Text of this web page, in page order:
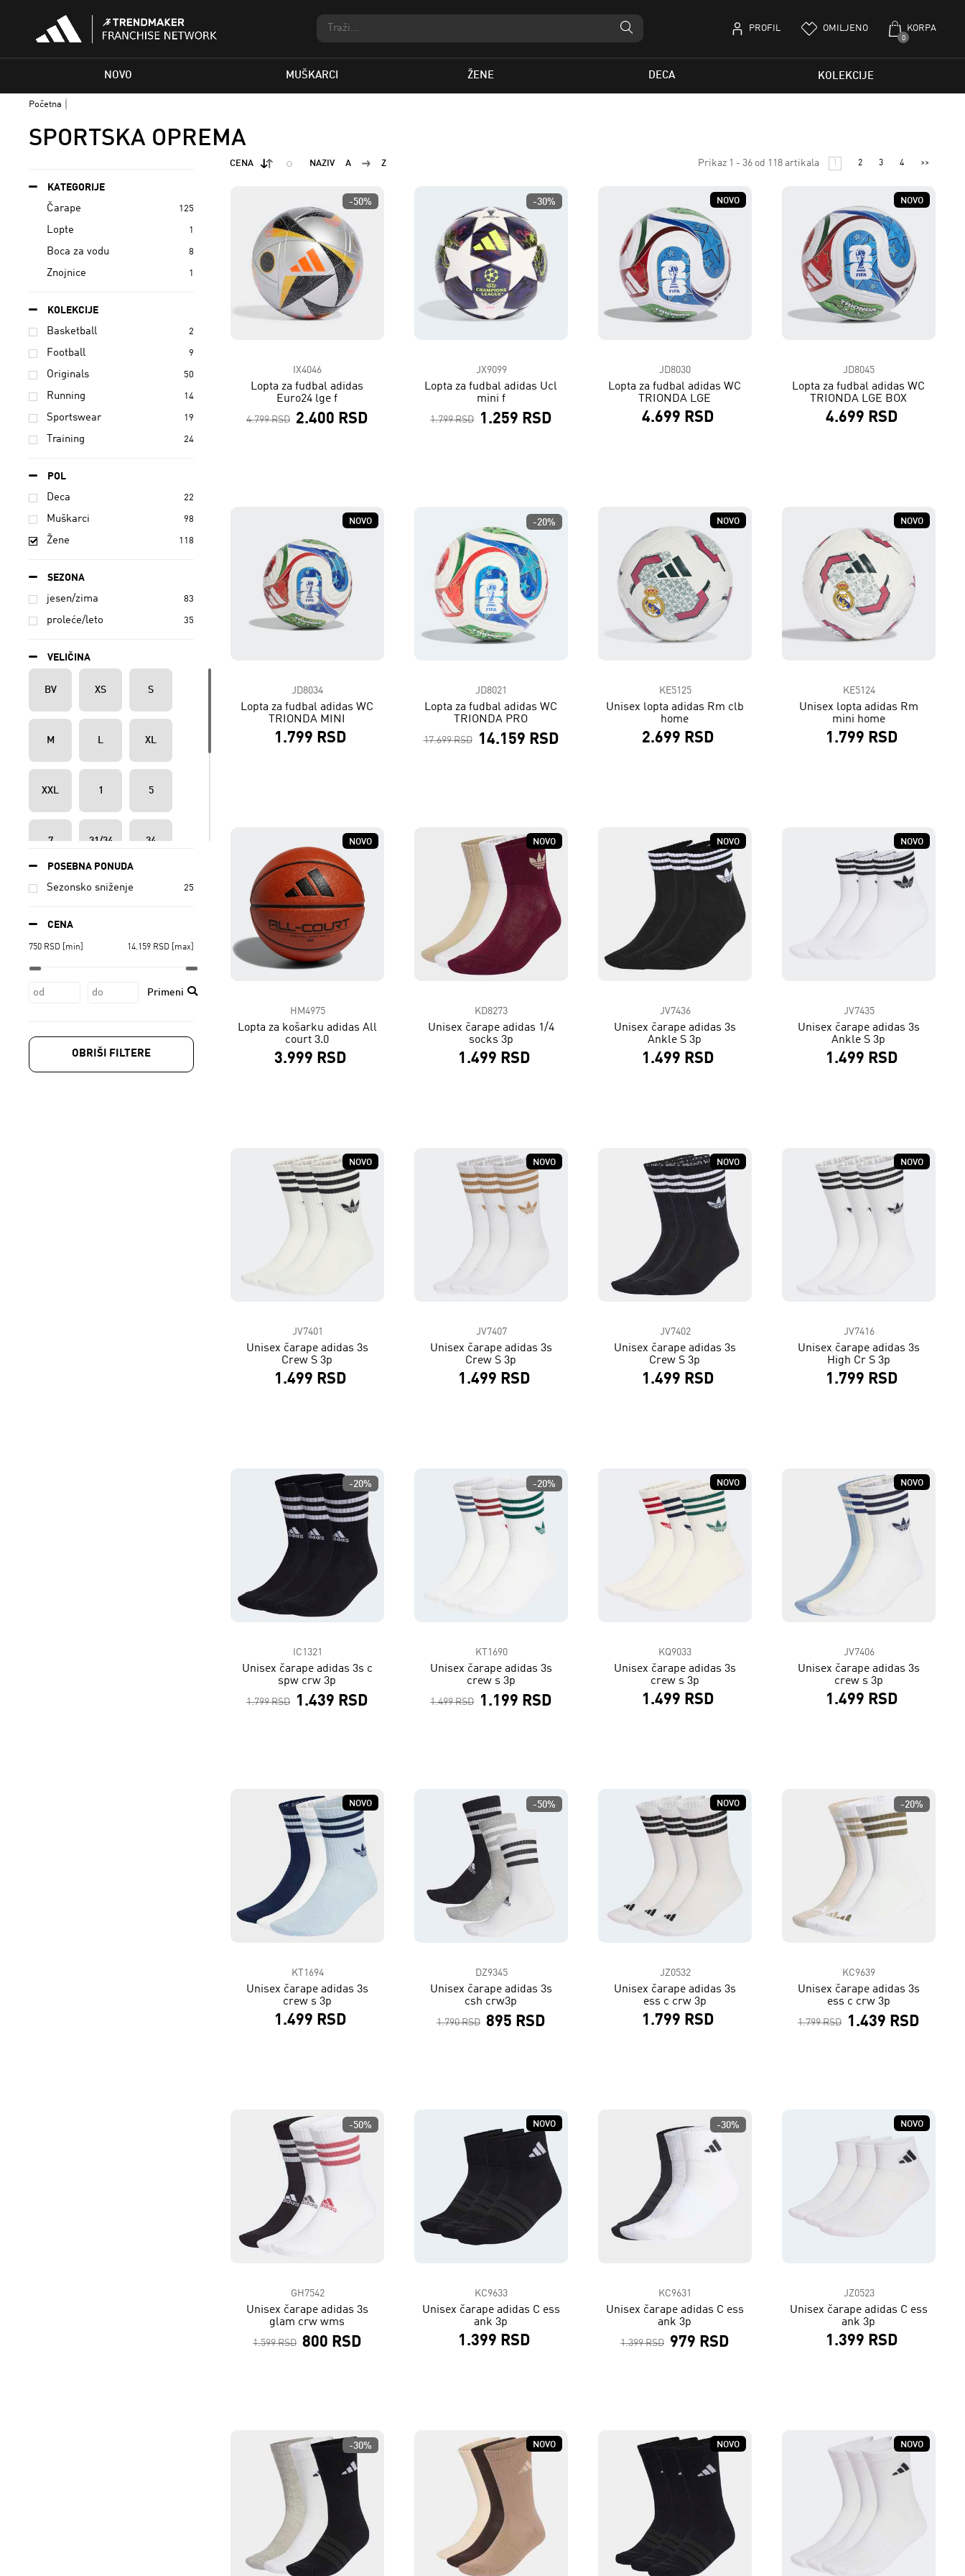
PROFIL OMILJENO KORPA
0
NOVO MUŠKARCI ŽENE DECA KOLEKCIJE
Početna
SPORTSKA OPREMA
KATEGORIJE
Čarape 125
Lopte 1
Boca za vodu 8
Znojnice 1
KOLEKCIJE
Basketball 2
Football 9
Originals 50
Running 14
Sportswear 19
Training 24
POL
Deca 22
Muškarci 98
Žene 118
SEZONA
jesen/zima 83
proleće/leto 35
VELIČINA
BV XS S
M L XL
XXL 1 5
7 31/34 34
35/38 38
42 46
47/49 OSFM OSFW
POSEBNA PONUDA
Sezonsko sniženje 25
CENA
750 RSD [min] 14.159 RSD [max]
Primeni
OBRIŠI FILTERE
CENA NAZIV A Z Prikaz 1 - 36 od 118 artikala 1 2 3 4 >>
IX4046
Lopta za fudbal adidas
Euro24 lge f
4.799 RSD 2.400 RSD
-50%
JX9099
Lopta za fudbal adidas Ucl
mini f
1.799 RSD 1.259 RSD
-30%
JD8030
Lopta za fudbal adidas WC
TRIONDA LGE
4.699 RSD
NOVO
JD8045
Lopta za fudbal adidas WC
TRIONDA LGE BOX
4.699 RSD
NOVO
JD8034
Lopta za fudbal adidas WC
TRIONDA MINI
1.799 RSD
NOVO
JD8021
Lopta za fudbal adidas WC
TRIONDA PRO
17.699 RSD 14.159 RSD
-20%
KE5125
Unisex lopta adidas Rm clb
home
2.699 RSD
NOVO
KE5124
Unisex lopta adidas Rm
mini home
1.799 RSD
NOVO
HM4975
Lopta za košarku adidas All
court 3.0
3.999 RSD
NOVO
KD8273
Unisex čarape adidas 1/4
socks 3p
1.499 RSD
NOVO
JV7436
Unisex čarape adidas 3s
Ankle S 3p
1.499 RSD
NOVO
JV7435
Unisex čarape adidas 3s
Ankle S 3p
1.499 RSD
NOVO
JV7401
Unisex čarape adidas 3s
Crew S 3p
1.499 RSD
NOVO
JV7407
Unisex čarape adidas 3s
Crew S 3p
1.499 RSD
NOVO
JV7402
Unisex čarape adidas 3s
Crew S 3p
1.499 RSD
NOVO
JV7416
Unisex čarape adidas 3s
High Cr S 3p
1.799 RSD
NOVO
IC1321
Unisex čarape adidas 3s c
spw crw 3p
1.799 RSD 1.439 RSD
-20%
KT1690
Unisex čarape adidas 3s
crew s 3p
1.499 RSD 1.199 RSD
-20%
KQ9033
Unisex čarape adidas 3s
crew s 3p
1.499 RSD
NOVO
JV7406
Unisex čarape adidas 3s
crew s 3p
1.499 RSD
NOVO
KT1694
Unisex čarape adidas 3s
crew s 3p
1.499 RSD
NOVO
DZ9345
Unisex čarape adidas 3s
csh crw3p
1.790 RSD 895 RSD
-50%
JZ0532
Unisex čarape adidas 3s
ess c crw 3p
1.799 RSD
NOVO
KC9639
Unisex čarape adidas 3s
ess c crw 3p
1.799 RSD 1.439 RSD
-20%
GH7542
Unisex čarape adidas 3s
glam crw wms
1.599 RSD 800 RSD
-50%
KC9633
Unisex čarape adidas C ess
ank 3p
1.399 RSD
NOVO
KC9631
Unisex čarape adidas C ess
ank 3p
1.399 RSD 979 RSD
-30%
JZ0523
Unisex čarape adidas C ess
ank 3p
1.399 RSD
NOVO
-30% NOVO NOVO NOVO